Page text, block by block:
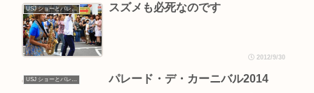
USJ ショーとパレード スズメも必死なのです
2012/9/30
USJ ショーとパレード パレード・デ・カーニバル2014